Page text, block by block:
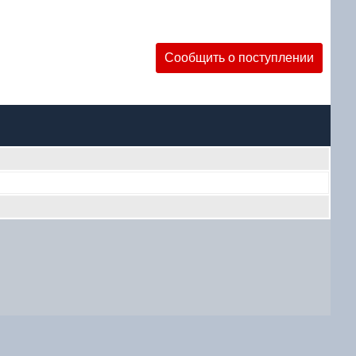
Сообщить о поступлении